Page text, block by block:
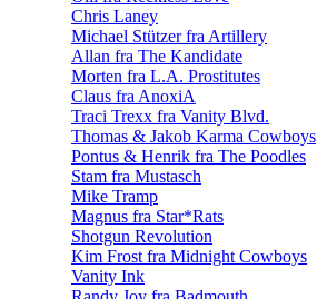
Chris Laney
Michael Stützer fra Artillery
Allan fra The Kandidate
Morten fra L.A. Prostitutes
Claus fra AnoxiA
Traci Trexx fra Vanity Blvd.
Thomas & Jakob Karma Cowboys
Pontus & Henrik fra The Poodles
Stam fra Mustasch
Mike Tramp
Magnus fra Star*Rats
Shotgun Revolution
Kim Frost fra Midnight Cowboys
Vanity Ink